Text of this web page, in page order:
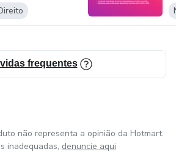
frequentes
não representa a opinião da Hotmart.
inadequadas, denuncie aqui